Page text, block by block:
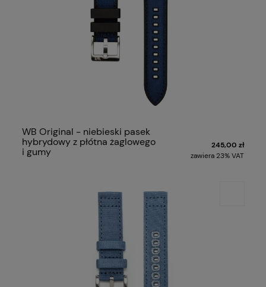
WB Original - niebieski pasek
hybrydowy z płótna żaglowego
i gumy
245,00 zł
zawiera 23% VAT